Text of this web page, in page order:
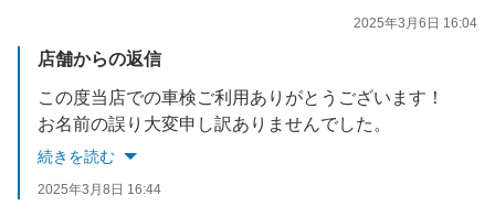
2025年3月6日 16:04
店舗からの返信
この度当店での車検ご利用ありがとうございます！
お名前の誤り大変申し訳ありませんでした。
今後お客様にもっと満足いただけるようサービス向上に努めてまいります。
続きを読む
2025年3月8日 16:44